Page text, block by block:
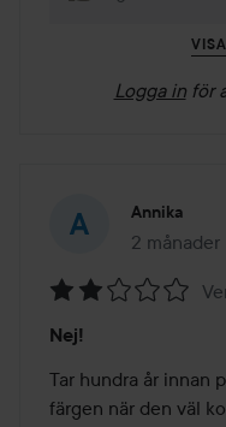
Logga in för
Annika
2 månader
Inlägget
2
av
5
Nej!
Tar hundra år innan
färgen när den väl